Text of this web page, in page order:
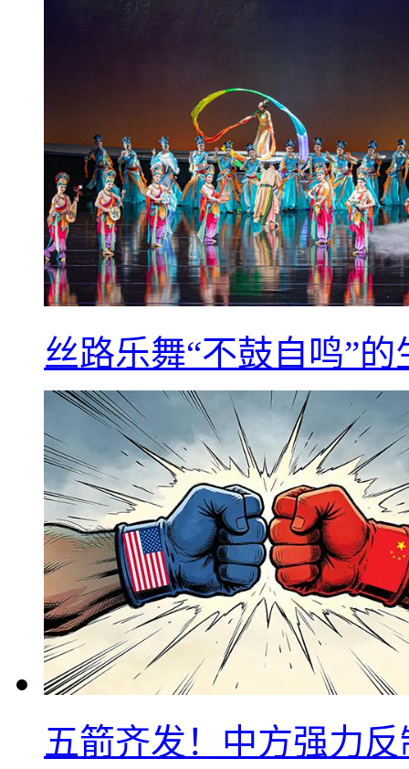
丝路乐舞“不鼓自鸣”
五箭齐发！中方强力